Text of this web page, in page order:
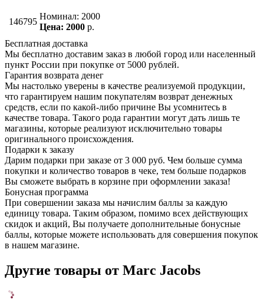
146795
Номинал: 2000
Цена: 2000 р.
Бесплатная доставка
Мы бесплатно доставим заказ в любой город или населенный
пункт России при покупке от 5000 рублей.
Гарантия возврата денег
Мы настолько уверены в качестве реализуемой продукции,
что гарантируем нашим покупателям возврат денежных
средств, если по какой-либо причине Вы усомнитесь в
качестве товара. Такого рода гарантии могут дать лишь те
магазины, которые реализуют исключительно товары
оригинального происхождения.
Подарки к заказу
Дарим подарки при заказе от 3 000 руб. Чем больше сумма
покупки и количество товаров в чеке, тем больше подарков
Вы сможете выбрать в корзине при оформлении заказа!
Бонусная программа
При совершении заказа мы начислим баллы за каждую
единицу товара. Таким образом, помимо всех действующих
скидок и акций, Вы получаете дополнительные бонусные
баллы, которые можете использовать для совершения покупок
в нашем магазине.
Другие товары от Marc Jacobs